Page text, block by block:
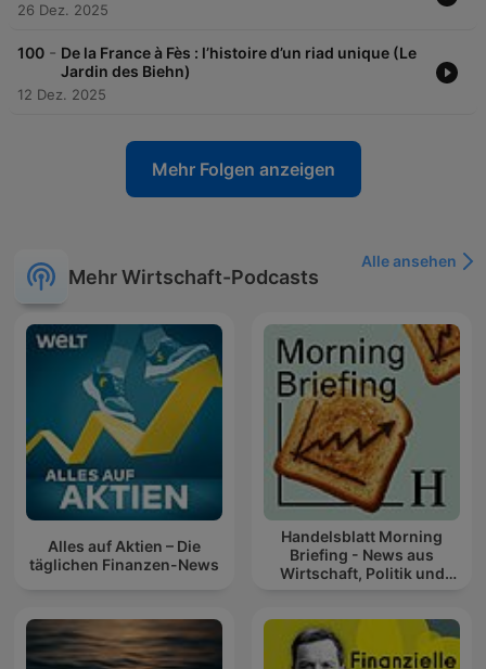
26 Dez. 2025
100 - De la France à Fès : l’histoire d’un riad unique (Le
Jardin des Biehn)
12 Dez. 2025
Mehr Folgen anzeigen
Mehr Wirtschaft-Podcasts
Alle ansehen
Alles auf Aktien – Die
täglichen Finanzen-News
Handelsblatt Morning
Briefing - News aus
Wirtschaft, Politik und